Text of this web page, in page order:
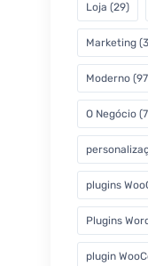
Loja (29)
Marketing
Moderno
O Negócio
plugins
Plugins
plugin